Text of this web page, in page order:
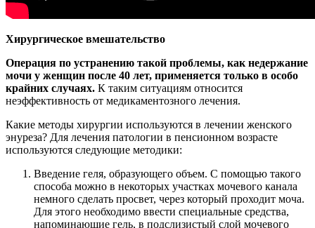
Хирургическое вмешательство
Операция по устранению такой проблемы, как недержание
мочи у женщин после 40 лет, применяется только в особо
крайних случаях. К таким ситуациям относится
неэффективность от медикаментозного лечения.
Какие методы хирургии используются в лечении женского
энуреза? Для лечения патологии в пенсионном возрасте
используются следующие методики:
Введение геля, образующего объем. С помощью такого
способа можно в некоторых участках мочевого канала
немного сделать просвет, через который проходит моча.
Для этого необходимо ввести специальные средства,
напоминающие гель, в подслизистый слой мочевого